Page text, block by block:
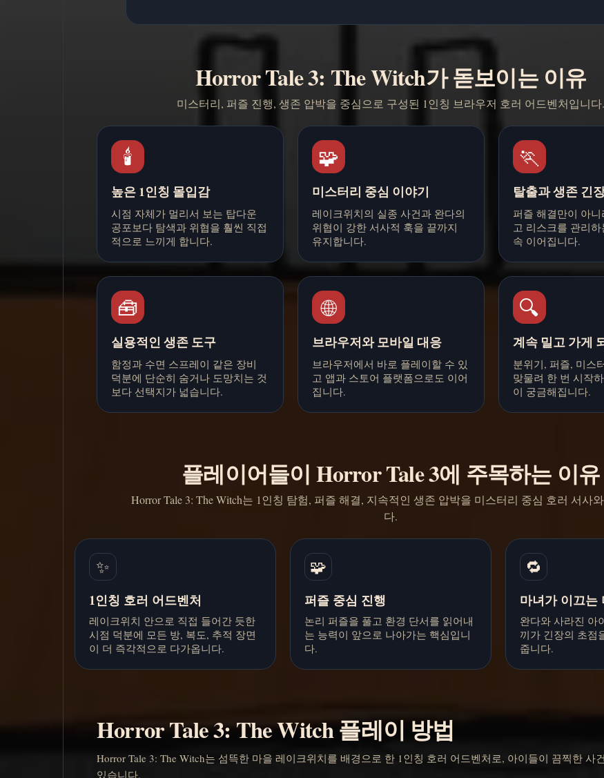
Horror Tale 3: The Witch가 돋보이는 이유
미스터리, 퍼즐 진행, 생존 압박을 중심으로 구성된 1인칭 브라우저 호러 어드벤처입니다.
🕯️
높은 1인칭 몰입감
시점 자체가 멀리서 보는 탑다운
공포보다 탐색과 위협을 훨씬 직접
적으로 느끼게 합니다.
🧩
미스터리 중심 이야기
레이크위치의 실종 사건과 완다의
위협이 강한 서사적 훅을 끝까지
유지합니다.
🏃
탈출과 생존 긴
퍼즐 해결만이 아
고 리스크를 관리
속 이어집니다.
🧰
실용적인 생존 도구
함정과 수면 스프레이 같은 장비
덕분에 단순히 숨거나 도망치는 것
보다 선택지가 넓습니다.
🌐
브라우저와 모바일 대응
브라우저에서 바로 플레이할 수 있
고 앱과 스토어 플랫폼으로도 이어
집니다.
🔍
계속 밀고 가게
분위기, 퍼즐, 미스
맞물려 한 번 시작
이 궁금해집니다.
플레이어들이 Horror Tale 3에 주목하는 이유
Horror Tale 3: The Witch는 1인칭 탐험, 퍼즐 해결, 지속적인 생존 압박을 미스터리 중심 호러 서사
다.
✨
1인칭 호러 어드벤처
레이크위치 안으로 직접 들어간 듯한
시점 덕분에 모든 방, 복도, 추적 장면
이 더 즉각적으로 다가옵니다.
🧩
퍼즐 중심 진행
논리 퍼즐을 풀고 환경 단서를 읽어내
는 능력이 앞으로 나아가는 핵심입니
다.
🔁
마녀가 이끄는
완다와 사라진 아
끼가 긴장의 초점
줍니다.
Horror Tale 3: The Witch 플레이 방법
Horror Tale 3: The Witch는 섬뜩한 마을 레이크위치를 배경으로 한 1인칭 호러 어드벤처로, 아이들이 끔찍한 사
있습니다.